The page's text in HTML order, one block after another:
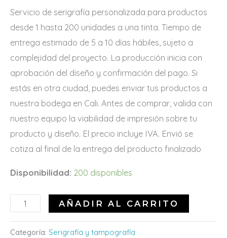
Servicio de serigrafía personalizada para productos
desde 1 hasta 200 unidades a una tinta. Tiempo de
entrega estimado de 5 a 10 días hábiles, sujeto a
complejidad del proyecto. La producción inicia con
aprobación del diseño y confirmación del pago. Si
estás en otra ciudad, puedes enviar tus productos a
nuestra bodega en Cali. Antes de comprar, valida con
nuestro equipo la viabilidad de impresión sobre tu
producto y diseño. El precio incluye IVA. Envió se
cotiza al final de la entrega del producto finalizado
Disponibilidad: 200 disponibles
AÑADIR AL CARRITO
Categoría: Serigrafía y tampografía